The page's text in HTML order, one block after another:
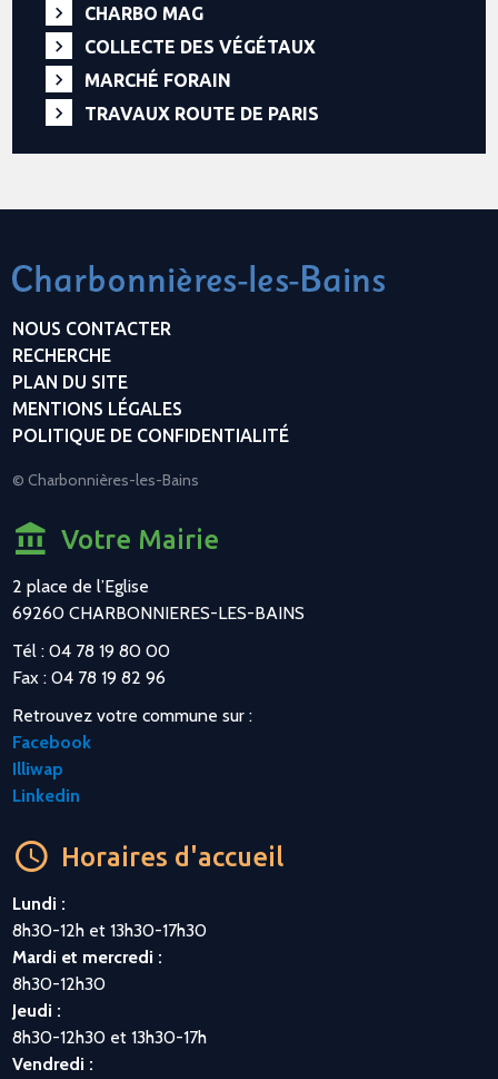
CHARBO MAG
COLLECTE DES VÉGÉTAUX
MARCHÉ FORAIN
TRAVAUX ROUTE DE PARIS
NOUS CONTACTER
RECHERCHE
PLAN DU SITE
MENTIONS LÉGALES
POLITIQUE DE CONFIDENTIALITÉ
© Charbonnières-les-Bains
Votre Mairie
2 place de l’Eglise
69260 CHARBONNIERES-LES-BAINS
Tél : 04 78 19 80 00
Fax : 04 78 19 82 96
Retrouvez votre commune sur :
Facebook
Illiwap
Linkedin
Horaires d'accueil
Lundi :
8h30-12h et 13h30-17h30
Mardi et mercredi :
8h30-12h30
Jeudi :
8h30-12h30 et 13h30-17h
Vendredi :